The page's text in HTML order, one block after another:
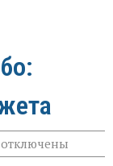
котключены